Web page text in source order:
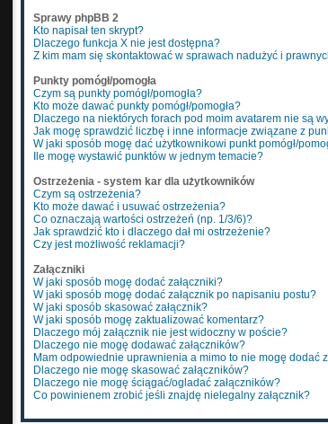
Sprawy phpBB 2
Kto napisał ten skrypt?
Dlaczego funkcja X nie jest dostępna?
Z kim mam się skontaktować w sprawach nadużyć i
Punkty pomógł/pomogła
Czym są punkty pomógł/pomogła?
Kto może dawać punkty pomógł/pomogła?
Dlaczego na niektórych forach pod moim avatarem nie są
Jak mogę sprawdzić liczbę i inne informacje związane z
W jaki sposób mogę dać użytkownikowi punkt pomógł/
Ile mogę wystawić punktów w jednym temacie?
Ostrzeżenia - system kar dla użytkowników
Czym są ostrzeżenia?
Kto może dawać i usuwać ostrzeżenia?
Co oznaczają wartości ostrzeżeń (np. 1/3/6)?
Jak sprawdzić kto i dlaczego dał mi ostrzeżenie?
Czy jest możliwość reklamacji?
Załączniki
W jaki sposób mogę dodać załączniki?
W jaki sposób mogę dodać załącznik po napisaniu postu?
W jaki sposób skasować załącznik?
W jaki sposób mogę zaktualizować komentarz?
Dlaczego mój załącznik nie jest widoczny w poście?
Dlaczego nie mogę dodawać załączników?
Mam odpowiednie uprawnienia a mimo to nie mogę dodać
Dlaczego nie mogę skasować załączników?
Dlaczego nie mogę ściągać/ogladać załączników?
Co powinienem zrobić jeśli znajdę nielegalny załącznik?